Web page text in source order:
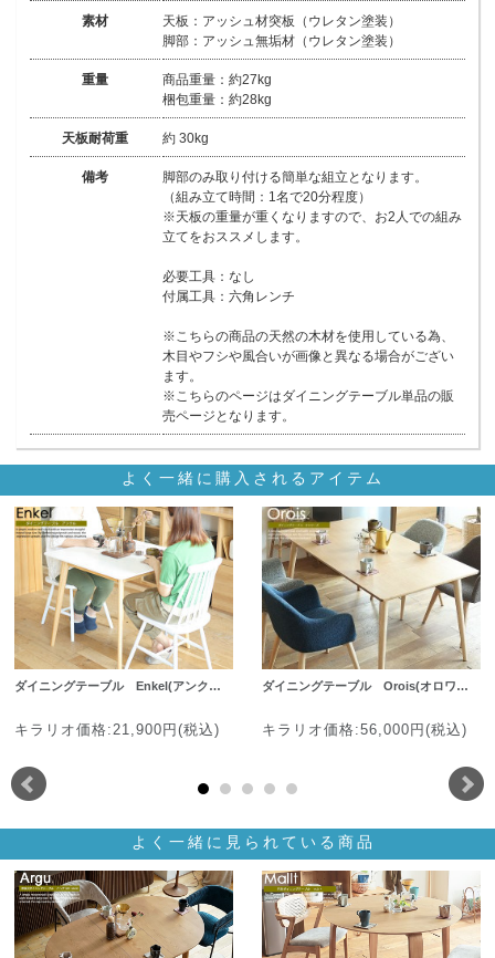
素材
天板：アッシュ材突板（ウレタン塗装）
脚部：アッシュ無垢材（ウレタン塗装）
重量
商品重量：約27kg
梱包重量：約28kg
天板耐荷重 約 30kg
備考
脚部のみ取り付ける簡単な組立となります。
（組み立て時間：1名で20分程度）
※天板の重量が重くなりますので、お2人での組み
立てをおススメします。
必要工具：なし
付属工具：六角レンチ
※こちらの商品の天然の木材を使用している為、
木目やフシや風合いが画像と異なる場合がござい
ます。
※こちらのページはダイニングテーブル単品の販
売ページとなります。
よく一緒に購入されるアイテム
ダイニングテーブル Enkel(アンク…
キラリオ価格:21,900円(税込)
ダイニングテーブル Orois(オロワ…
キラリオ価格:56,000円(税込)
よく一緒に見られている商品